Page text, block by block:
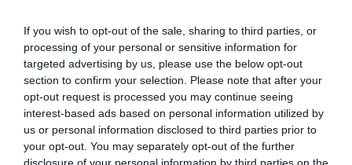
If you wish to opt-out of the sale, sharing to third parties, or
processing of your personal or sensitive information for
targeted advertising by us, please use the below opt-out
section to confirm your selection. Please note that after your
opt-out request is processed you may continue seeing
interest-based ads based on personal information utilized by
us or personal information disclosed to third parties prior to
your opt-out. You may separately opt-out of the further
ΤΕΧΝΕΣ / ΝΕΑ
Άλκηστις
Κυριαζοπούλου:
Η έκθεση “Error
404: Reality Not
Found” στην
γκαλερί
ΤΕΧΝΕΣ / ΝΕΑ
Εντυπωσιακή
τοιχογραφία με
την μορφή της
Μαρίας Κάλλας
στην Καλαμάτα